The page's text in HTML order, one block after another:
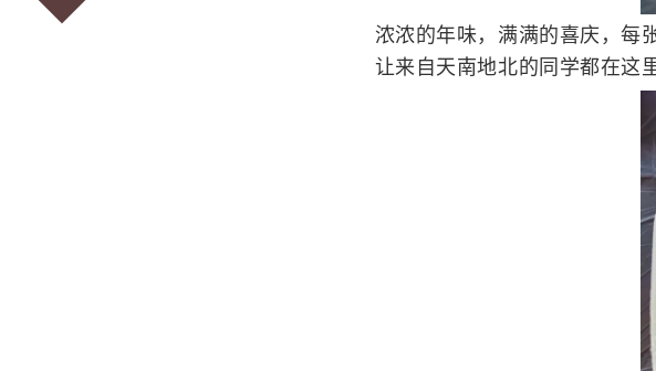
浓浓的年味，满满的喜庆，每
让来自天南地北的同学都在这